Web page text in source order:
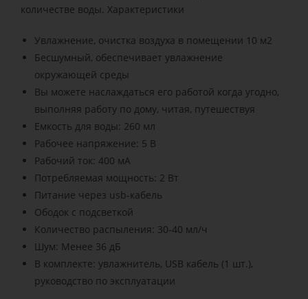
количестве воды. Характеристики
Увлажнение, очистка воздуха в помещении 10 м2
Бесшумный, обеспечивает увлажнение
окружающей среды
Вы можете наслаждаться его работой когда угодно,
выполняя работу по дому, читая, путешествуя
Емкость для воды: 260 мл
Рабочее напряжение: 5 В
Рабочий ток: 400 мА
Потребляемая мощность: 2 Вт
Питание через usb-кабель
Ободок с подсветкой
Количество распыления: 30-40 мл/ч
Шум: Менее 36 дБ
В комплекте: увлажнитель, USB кабель (1 шт.),
руководство по эксплуатации